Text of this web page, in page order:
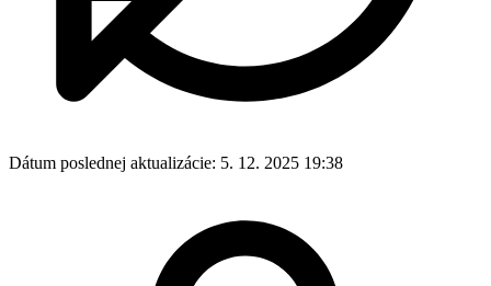
Dátum poslednej aktualizácie: 5. 12. 2025 19:38